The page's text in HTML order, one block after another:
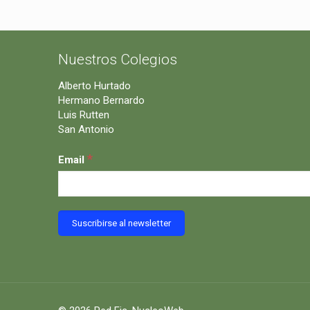
Nuestros Colegios
Alberto Hurtado
Hermano Bernardo
Luis Rutten
San Antonio
Email *